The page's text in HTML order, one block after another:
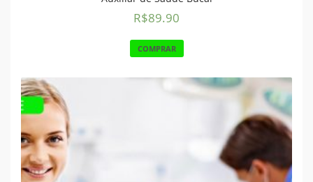
R$89.90
COMPRAR